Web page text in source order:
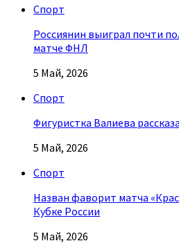
Спорт
Россиянин выиграл почти
матче ФНЛ
5 Май, 2026
Спорт
Фигуристка Валиева
5 Май, 2026
Спорт
Назван фаворит матча
Кубке России
5 Май, 2026